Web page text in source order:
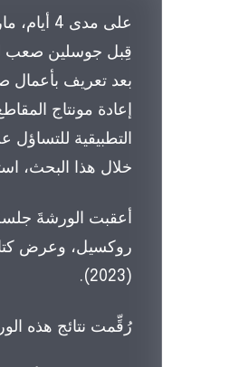
بعد تعريف بأعمال
إعادة مونتاج
التطبيقية
خلال هذا البحث،
أعقبت الورشةَ
(2023).
رُقِّمت نتائج هذه